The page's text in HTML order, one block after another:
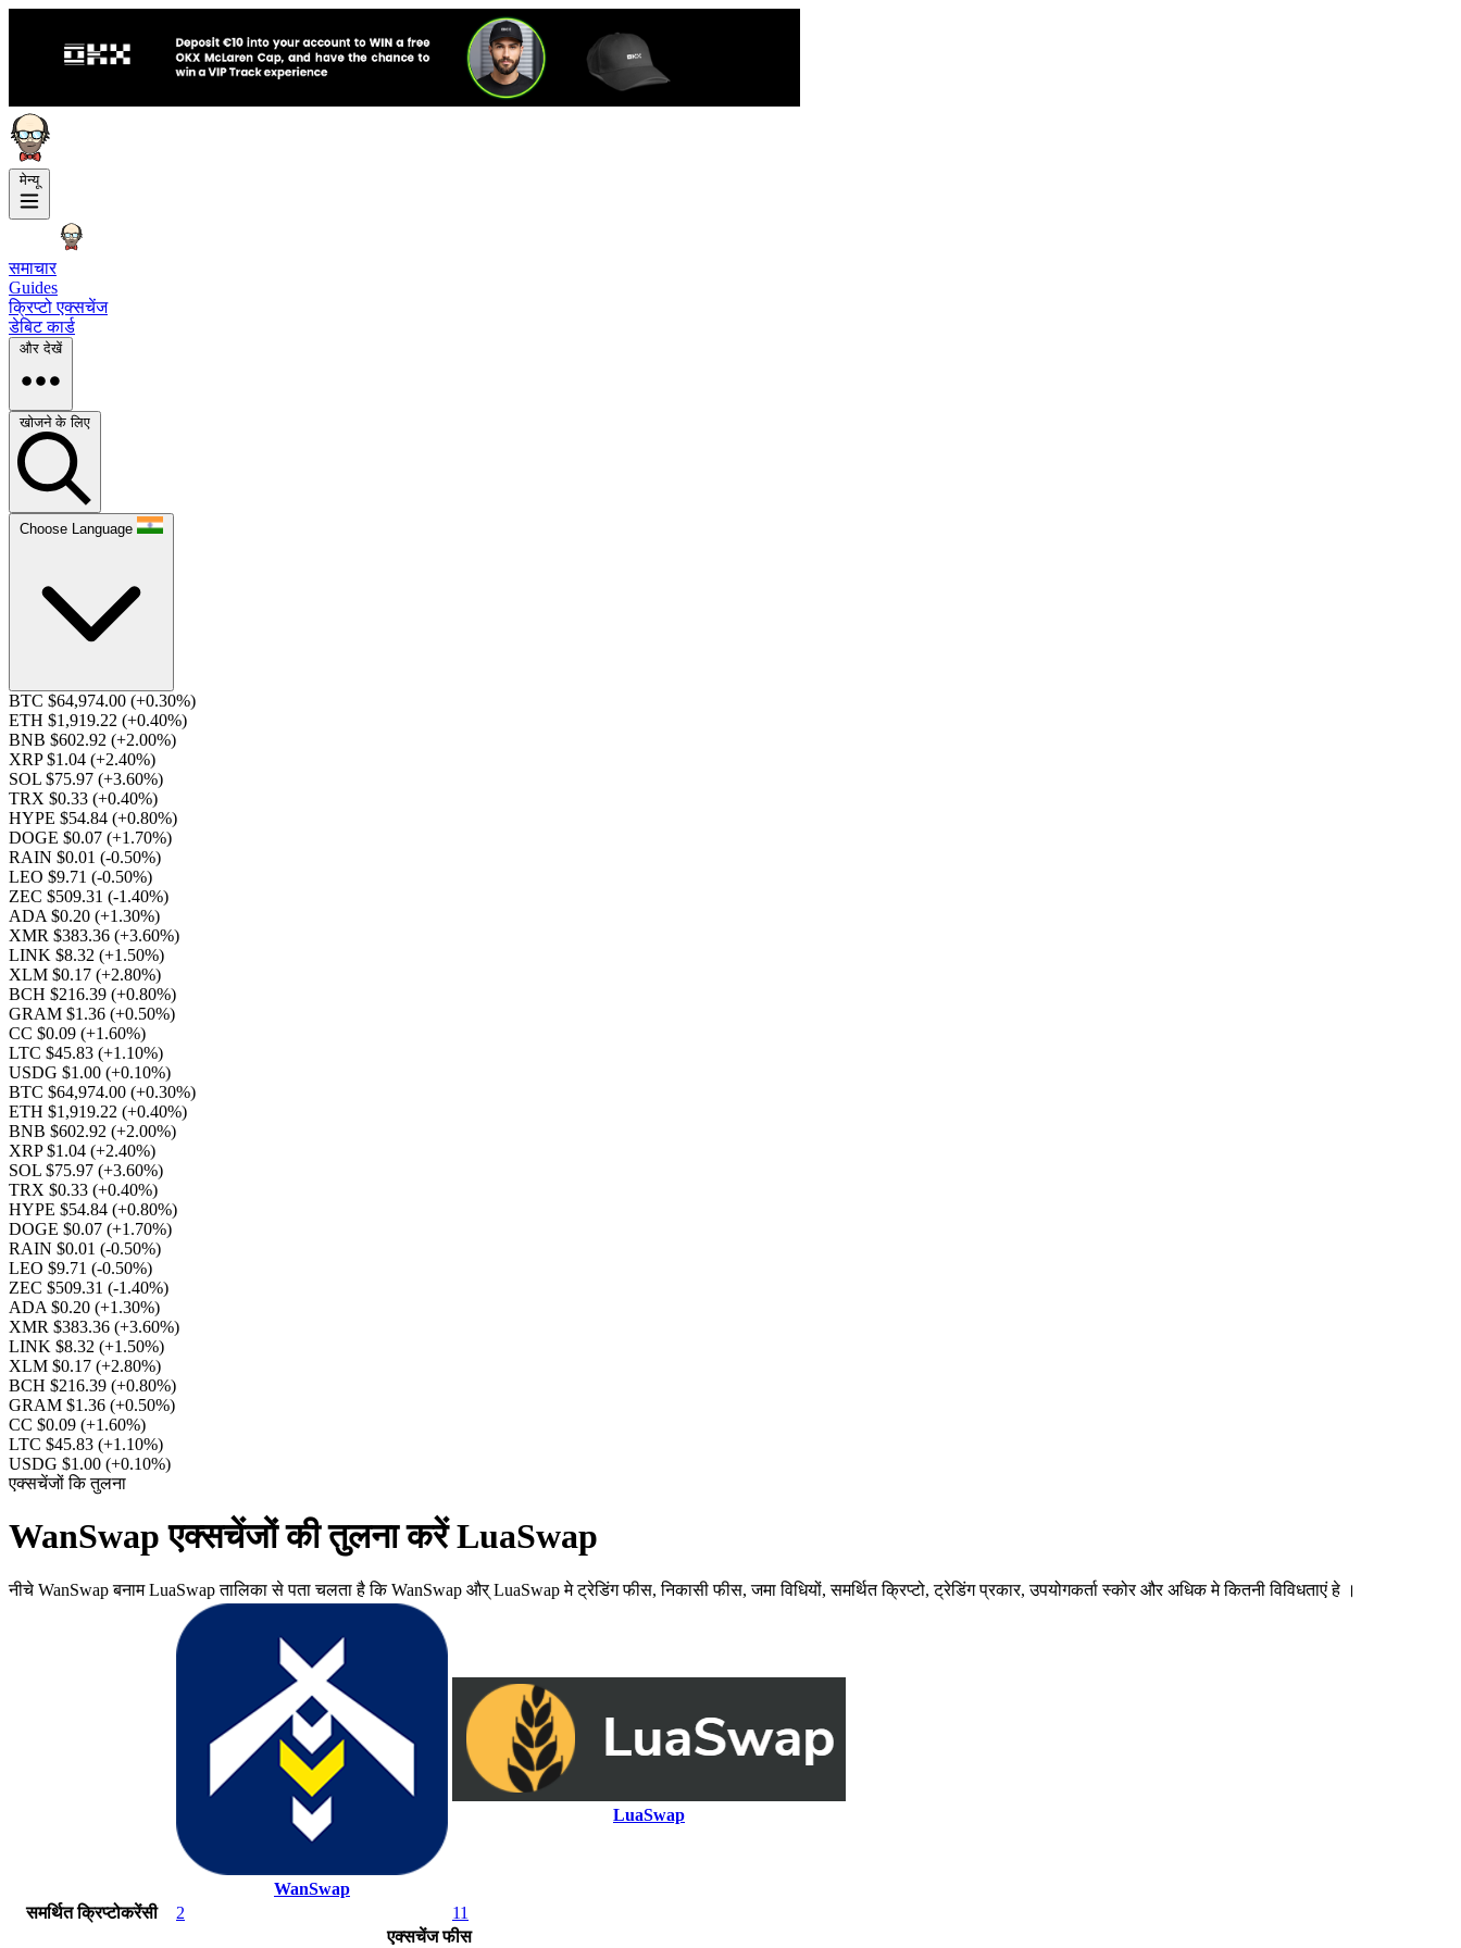
मेन्यू
समाचार
Guides
क्रिप्टो एक्सचेंज
डेबिट कार्ड
और देखें
खोजने के लिए
Choose Language
BTC $64,974.00 (+0.30%)
ETH $1,919.22 (+0.40%)
BNB $602.92 (+2.00%)
XRP $1.04 (+2.40%)
SOL $75.97 (+3.60%)
TRX $0.33 (+0.40%)
HYPE $54.84 (+0.80%)
DOGE $0.07 (+1.70%)
RAIN $0.01 (-0.50%)
LEO $9.71 (-0.50%)
ZEC $509.31 (-1.40%)
ADA $0.20 (+1.30%)
XMR $383.36 (+3.60%)
LINK $8.32 (+1.50%)
XLM $0.17 (+2.80%)
BCH $216.39 (+0.80%)
GRAM $1.36 (+0.50%)
CC $0.09 (+1.60%)
LTC $45.83 (+1.10%)
USDG $1.00 (+0.10%)
BTC $64,974.00 (+0.30%)
ETH $1,919.22 (+0.40%)
BNB $602.92 (+2.00%)
XRP $1.04 (+2.40%)
SOL $75.97 (+3.60%)
TRX $0.33 (+0.40%)
HYPE $54.84 (+0.80%)
DOGE $0.07 (+1.70%)
RAIN $0.01 (-0.50%)
LEO $9.71 (-0.50%)
ZEC $509.31 (-1.40%)
ADA $0.20 (+1.30%)
XMR $383.36 (+3.60%)
LINK $8.32 (+1.50%)
XLM $0.17 (+2.80%)
BCH $216.39 (+0.80%)
GRAM $1.36 (+0.50%)
CC $0.09 (+1.60%)
LTC $45.83 (+1.10%)
USDG $1.00 (+0.10%)
एक्सचेंजों कि तुलना
WanSwap एक्सचेंजों की तुलना करें LuaSwap
नीचे WanSwap बनाम LuaSwap तालिका से पता चलता है कि WanSwap और् LuaSwap मे ट्रेडिंग फीस, निकासी फीस, जमा विधियों, समर्थित क्रिप्टो, ट्रेडिंग प्रकार, उपयोगकर्ता स्कोर और अधिक मे कितनी विविधताएं हे ।
WanSwap
LuaSwap
समर्थित क्रिप्टोकरेंसी 2
11
एक्सचेंज फीस